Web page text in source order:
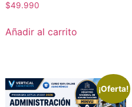
$49.990
Añadir al carrito
¡Oferta!